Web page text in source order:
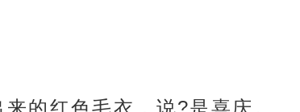
的红色毛衣，说?是喜庆。